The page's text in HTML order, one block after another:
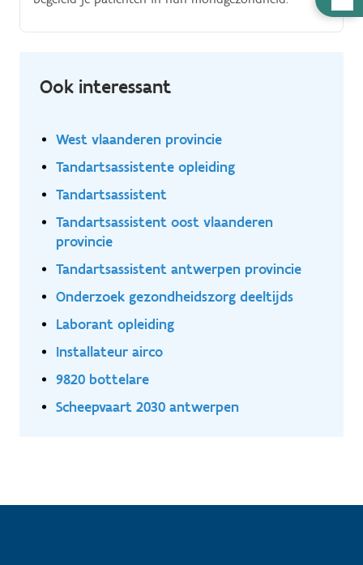
Ook interessant
West vlaanderen provincie
Tandartsassistente opleiding
Tandartsassistent
Tandartsassistent oost vlaanderen
provincie
Tandartsassistent antwerpen provincie
Onderzoek gezondheidszorg deeltijds
Laborant opleiding
Installateur airco
9820 bottelare
Scheepvaart 2030 antwerpen